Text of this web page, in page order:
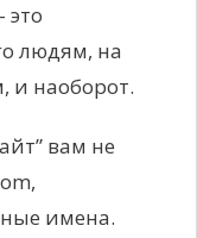
это
людям, на
и наоборот.
вам не
имена.